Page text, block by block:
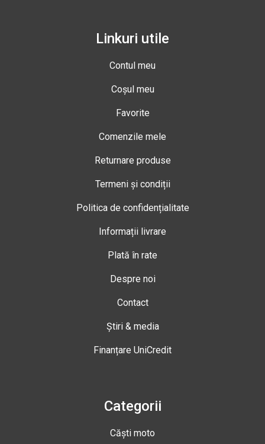
Linkuri utile
Contul meu
Coșul meu
Favorite
Comenzile mele
Returnare produse
Termeni și condiții
Politica de confidențialitate
Informații livrare
Plată în rate
Despre noi
Contact
Știri & media
Finanțare UniCredit
Categorii
Căști moto